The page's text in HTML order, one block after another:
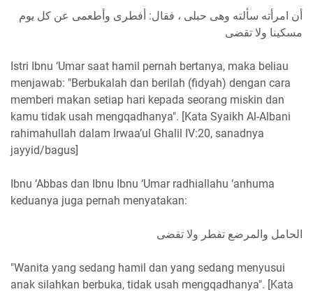
أن امرأته سألته وهى حبلى ، فقال: أفطرى وأطعمى عن كل يوم
مسكينا ولا تقضى
Istri Ibnu ‘Umar saat hamil pernah bertanya, maka beliau
menjawab: "Berbukalah dan berilah (fidyah) dengan cara
memberi makan setiap hari kepada seorang miskin dan
kamu tidak usah mengqadhanya". [Kata Syaikh Al-Albani
rahimahullah dalam Irwaa’ul Ghalil IV:20, sanadnya
jayyid/bagus]
Ibnu ‘Abbas dan Ibnu Ibnu ‘Umar radhiallahu ‘anhuma
keduanya juga pernah menyatakan:
الحامل والمرضع تفطر ولا تقضى
"Wanita yang sedang hamil dan yang sedang menyusui
anak silahkan berbuka, tidak usah mengqadhanya". [Kata